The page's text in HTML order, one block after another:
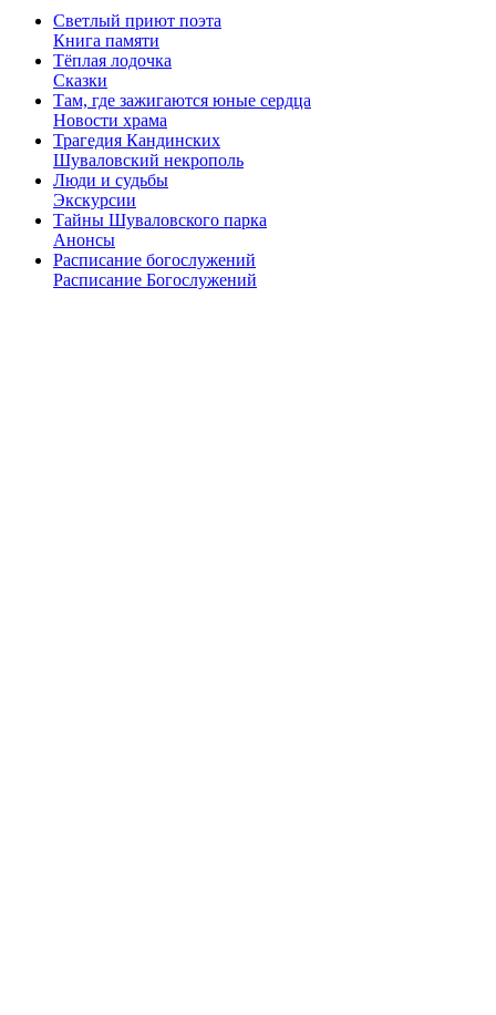
Светлый приют поэта
Книга памяти
Тёплая лодочка
Сказки
Там, где зажигаются юные сердца
Новости храма
Трагедия Кандинских
Шуваловский некрополь
Люди и судьбы
Экскурсии
Тайны Шуваловского парка
Анонсы
Расписание богослужений
Расписание Богослужений